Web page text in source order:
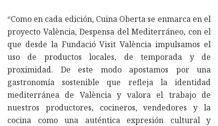
“Como en cada edición, Cuina Oberta se enmarca en el
proyecto València, Despensa del Mediterráneo, con el
que desde la Fundació Visit València impulsamos el
uso de productos locales, de temporada y de
proximidad. De este modo apostamos por una
gastronomía sostenible que refleja la identidad
mediterránea de València y valora el trabajo de
nuestros productores, cocineros, vendedores y la
cocina como una auténtica expresión cultural y